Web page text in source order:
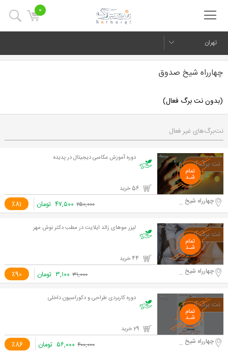
0
تهران
چهارراه شیخ صدوق
(بدون نت برگ فعال)
نت‌برگ‌های غیر فعال
دوره آموزش عکاسی دیجیتال در پدیده
٪81 چهارراه شیخ صدوق ۲۵۰,۰۰۰ ۴۷,۵۰۰ تومان
لیزر موهای زائد ایلایت در مطب دکتر نوش مهر
٪90 چهارراه شیخ صدوق ۳۱,۰۰۰ ۳,۱۰۰ تومان
دوره کاربردی طراحی و دکوراسیون داخلی
٪86 چهارراه شیخ صدوق ۴۰۰,۰۰۰ ۵۶,۰۰۰ تومان